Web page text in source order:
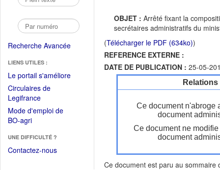
Recherche Avancée
LIENS UTILES :
Le portail s'améliore(Fichier
Circulaires de
Legifrance(Ouvrir
dans
une
fenêtre)
Mode d'emploi de
BO-agri(Ouvrir
une
nouvelle
UNE DIFFICULTÉ ?
Contactez-nous
OBJET : Arrêté fixant la
secrétaires administratifs du
(Télécharger le PDF (634ko))
REFERENCE EXTERNE :
DATE DE PUBLICATION : 25-05-
Ce document n'abroge
document
Ce document ne
document
Ce document est paru au sommaire